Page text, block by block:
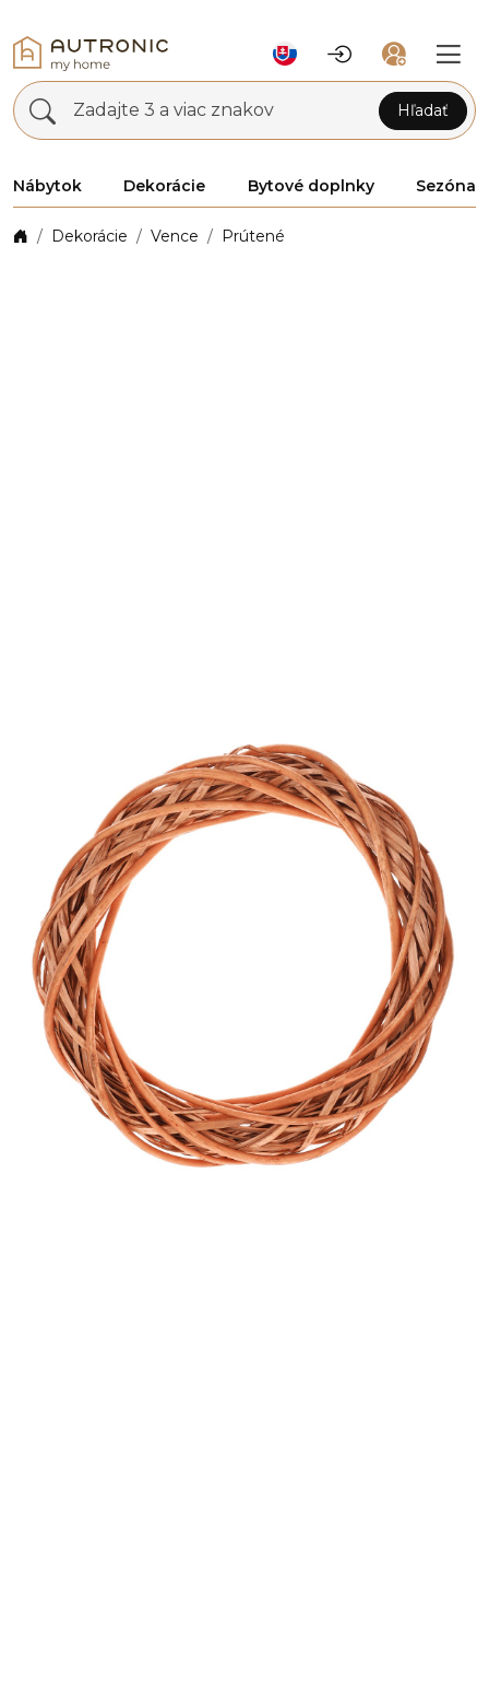
Zadajte 3 a viac znakov Hľadať
Nábytok Dekorácie Bytové doplnky Sezóna
Dekorácie Vence Prútené